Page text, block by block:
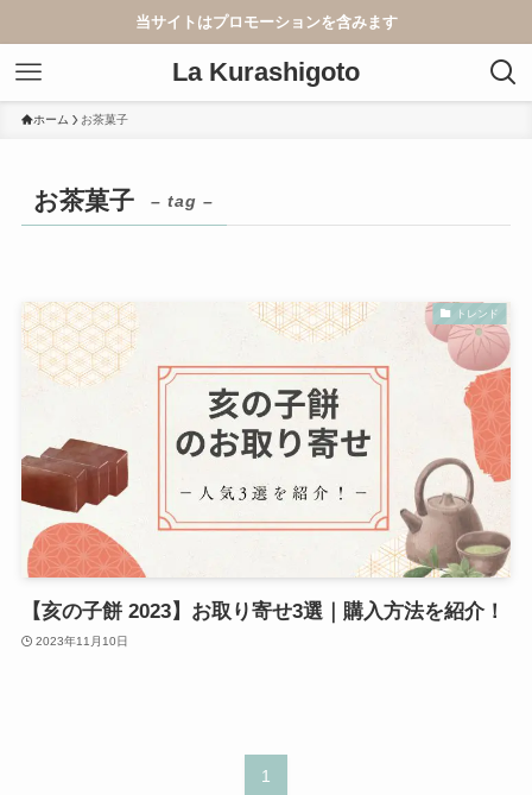
当サイトはプロモーションを含みます
La Kurashigoto
ホーム お茶菓子
お茶菓子 – tag –
トレンド
【亥の子餅 2023】お取り寄せ3選｜購入方法を紹介！
2023年11月10日
1